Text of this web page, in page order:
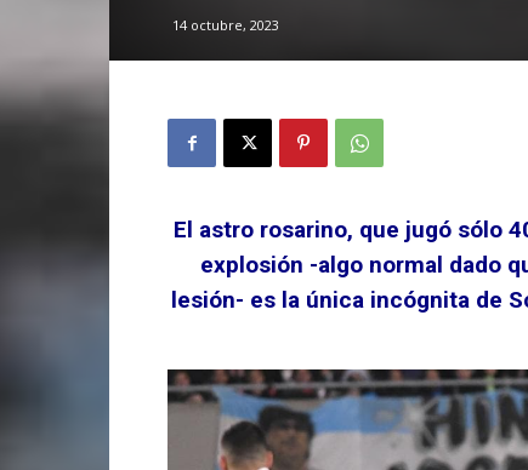
14 octubre, 2023
El astro rosarino, que jugó sólo
explosión -algo normal dado
lesión- es la única incógnita de